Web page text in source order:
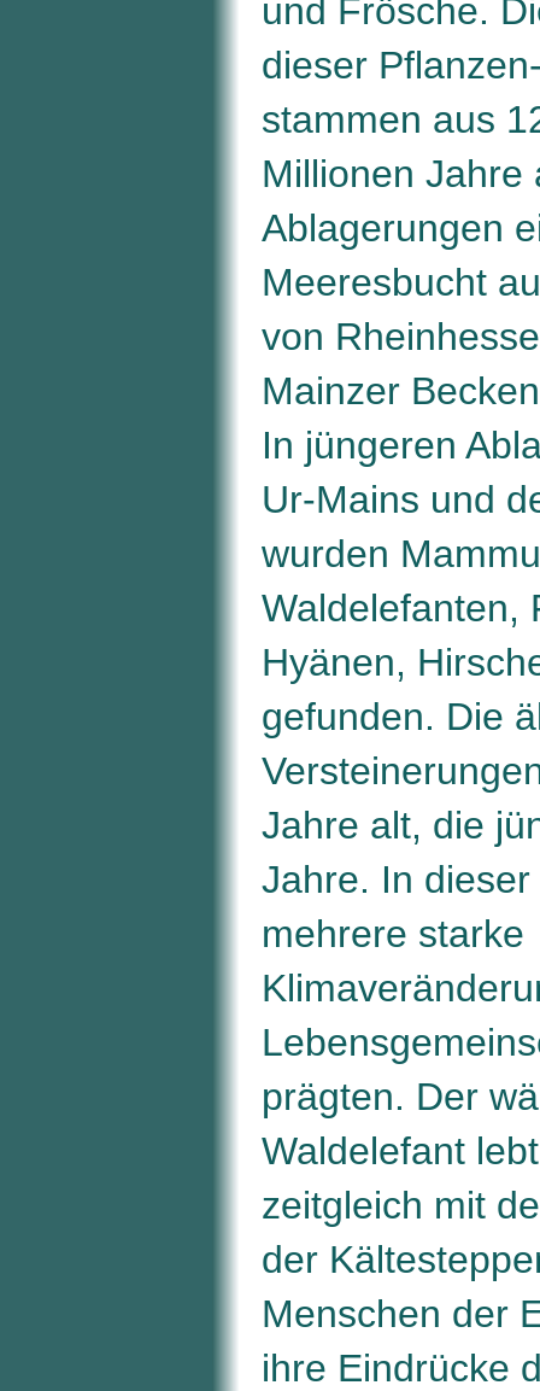
und Frösche.
dieser
stammen aus
Millionen Jahre
Ablagerungen
Meeresbucht
von
Mainzer
In jüngeren
Ur-Mains und
wurden
Waldelefanten,
Hyänen,
gefunden. Die
Jahre alt, die
Jahre. In
mehrere starke
prägten. Der
Waldelefant
zeitgleich mit
der
Menschen der
ihre Eindrücke